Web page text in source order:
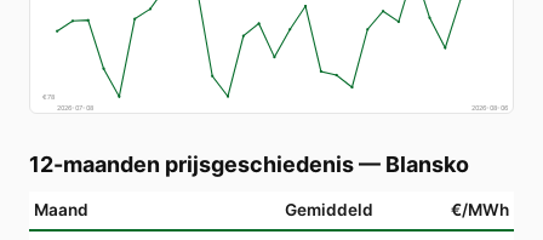
€78
2026-07-08
2026-08-06
12-maanden prijsgeschiedenis— Blansko
Maand Gemiddeld €/MWh